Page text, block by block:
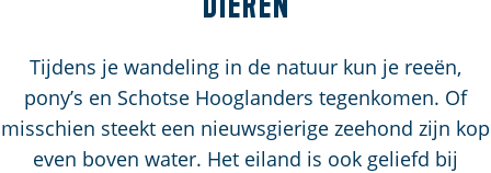
Tijdens je wandeling in de natuur kun je reeën,
pony’s en Schotse Hooglanders tegenkomen. Of
misschien steekt een nieuwsgierige zeehond zijn kop
even boven water. Het eiland is ook geliefd bij